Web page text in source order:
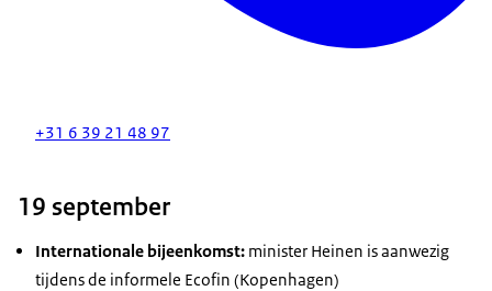
+31 6 39 21 48 97
19 september
Internationale bijeenkomst: minister Heinen is aanwezig
tijdens de informele Ecofin (Kopenhagen)